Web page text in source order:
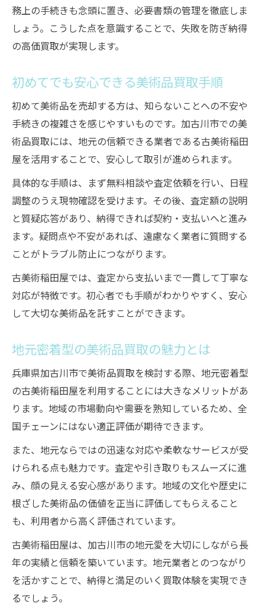
務上の手続きも念頭に置き、必要書類の管理を徹底しま
しょう。こうした点を意識することで、失敗を防ぎ納得
の高価買取が実現します。
初めてでも安心できる美術品買取手順
初めて美術品を売却する方は、知らないことへの不安や
手続きの複雑さを感じやすいものです。加古川市での美
術品買取には、地元の信頼できる業者である古美術稲田
屋を活用することで、安心して取引が進められます。
具体的な手順は、まず無料相談や査定依頼を行い、日程
調整のうえ現物確認を受けます。その後、査定額の説明
と質疑応答があり、納得できれば契約・支払いへと進み
ます。疑問点や不安があれば、遠慮なく業者に質問する
ことがトラブル防止につながります。
古美術稲田屋では、査定から支払いまで一貫して丁寧な
対応が特徴です。初心者でも手順がわかりやすく、安心
して大切な美術品を託すことができます。
地元密着型の美術品買取の魅力とは
兵庫県加古川市で美術品買取を検討する際、地元密着型
の古美術稲田屋を利用することには大きなメリットがあ
ります。地域の市場動向や需要を熟知しているため、全
国チェーンにはない適正評価が期待できます。
また、地元ならではの迅速な対応や柔軟なサービスが受
けられる点も魅力です。査定や引き取りもスムーズに進
み、顔の見える安心感があります。地域の文化や歴史に
根ざした美術品の価値を正当に評価してもらえること
も、利用者から高く評価されています。
古美術稲田屋は、加古川市の地元愛を大切にしながら長
年の実績と信頼を築いています。地元業者とのつながり
を活かすことで、納得と満足のいく買取体験を実現でき
るでしょう。